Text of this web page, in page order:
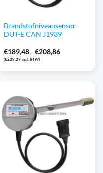
Brandstofniveausensor
DUT-E CAN J1939
€189,48-€208,86Prijsklasse:
€208,86
(€229,27 incl. BTW)